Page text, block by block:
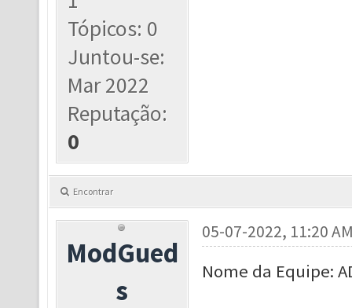
Tópicos: 0
Juntou-se:
Mar 2022
Reputação:
0
Encontrar
ModGued
s
05-07-2022, 11:20
Nome da Equipe: